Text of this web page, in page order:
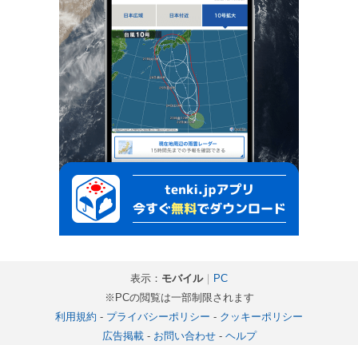
表示： モバイル｜ PC
※PCの閲覧は一部制限されます
利用規約 - プライバシーポリシー - クッキーポリシー
広告掲載- お問い合わせ- ヘルプ